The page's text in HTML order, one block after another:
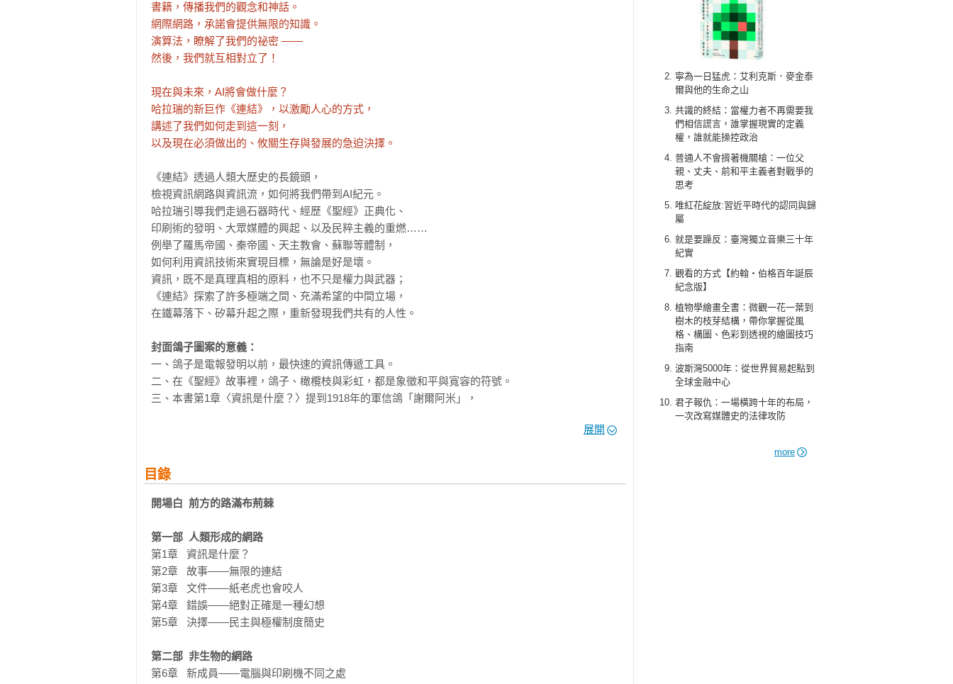
寧為一日猛虎：艾利克斯．麥金泰
爾與他的生命之山
共識的終結：當權力者不再需要我
們相信謊言，誰掌握現實的定義
權，誰就能操控政治
普通人不會揹著機關槍：一位父
親、丈夫、前和平主義者對戰爭的
思考
唯紅花綻放:習近平時代的認同與歸
屬
就是要躁反：臺灣獨立音樂三十年
紀實
觀看的方式【約翰‧伯格百年誕辰
紀念版】
植物學繪畫全書：微觀一花一葉到
樹木的枝芽結構，帶你掌握從風
格、構圖、色彩到透視的繪圖技巧
指南
波斯灣5000年：從世界貿易起點到
全球金融中心
君子報仇：一場橫跨十年的布局，
一次改寫媒體史的法律攻防
more
書籍，傳播我們的觀念和神話。
網際網路，承諾會提供無限的知識。
演算法，瞭解了我們的祕密 ——
然後，我們就互相對立了！
現在與未來，AI將會做什麼？
哈拉瑞的新巨作《連結》，以激勵人心的方式，
講述了我們如何走到這一刻，
以及現在必須做出的、攸關生存與發展的急迫決擇。
《連結》透過人類大歷史的長鏡頭，
檢視資訊網路與資訊流，如何將我們帶到AI紀元。
哈拉瑞引導我們走過石器時代、經歷《聖經》正典化、
印刷術的發明、大眾媒體的興起、以及民粹主義的重燃……
例舉了羅馬帝國、秦帝國、天主教會、蘇聯等體制，
如何利用資訊技術來實現目標，無論是好是壞。
資訊，既不是真理真相的原料，也不只是權力與武器；
《連結》探索了許多極端之間、充滿希望的中間立場，
在鐵幕落下、矽幕升起之際，重新發現我們共有的人性。
封面鴿子圖案的意義：
一、鴿子是電報發明以前，最快速的資訊傳遞工具。
二、在《聖經》故事裡，鴿子、橄欖枝與彩虹，都是象徵和平與寬容的符號。
三、本書第1章〈資訊是什麼？〉提到1918年的軍信鴿「謝爾阿米」，
展開
目錄
開場白  前方的路滿布荊棘
第一部  人類形成的網路
第1章   資訊是什麼？
第2章   故事——無限的連結
第3章   文件——紙老虎也會咬人
第4章   錯誤——絕對正確是一種幻想
第5章   決擇——民主與極權制度簡史
第二部  非生物的網路
第6章   新成員——電腦與印刷機不同之處